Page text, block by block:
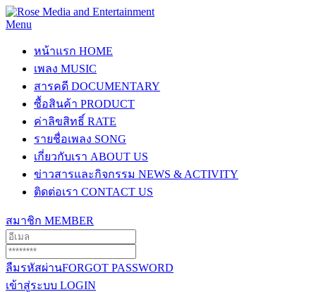
Menu
หน้าแรก HOME
เพลง MUSIC
สารคดี DOCUMENTARY
ซื้อสินค้า PRODUCT
ค่าลิขสิทธิ์ RATE
รายชื่อเพลง SONG
เกี่ยวกับเรา ABOUT US
ข่าวสารและกิจกรรม NEWS & ACTIVITY
ติดต่อเรา CONTACT US
สมาชิก MEMBER
ลืมรหัสผ่านFORGOT PASSWORD
เข้าสู่ระบบ LOGIN